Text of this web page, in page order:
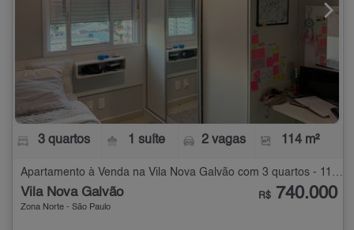
3 quartos 1 suíte 2 vagas 114 m²
Vila Nova Galvão
Zona Norte - São Paulo
R$ 740.000